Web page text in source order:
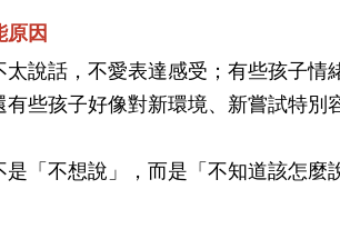
原因
說話，不愛表達感受；有些孩子情
些孩子好像對新環境、新嘗試特別
「不想說」，而是「不知道該怎麼